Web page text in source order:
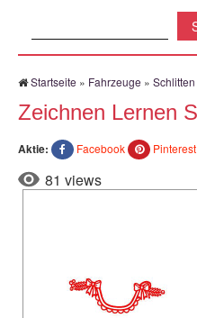
Startseite » Fahrzeuge » Schlitten
Zeichnen Lernen
Aktie: Facebook Pinterest
81 views